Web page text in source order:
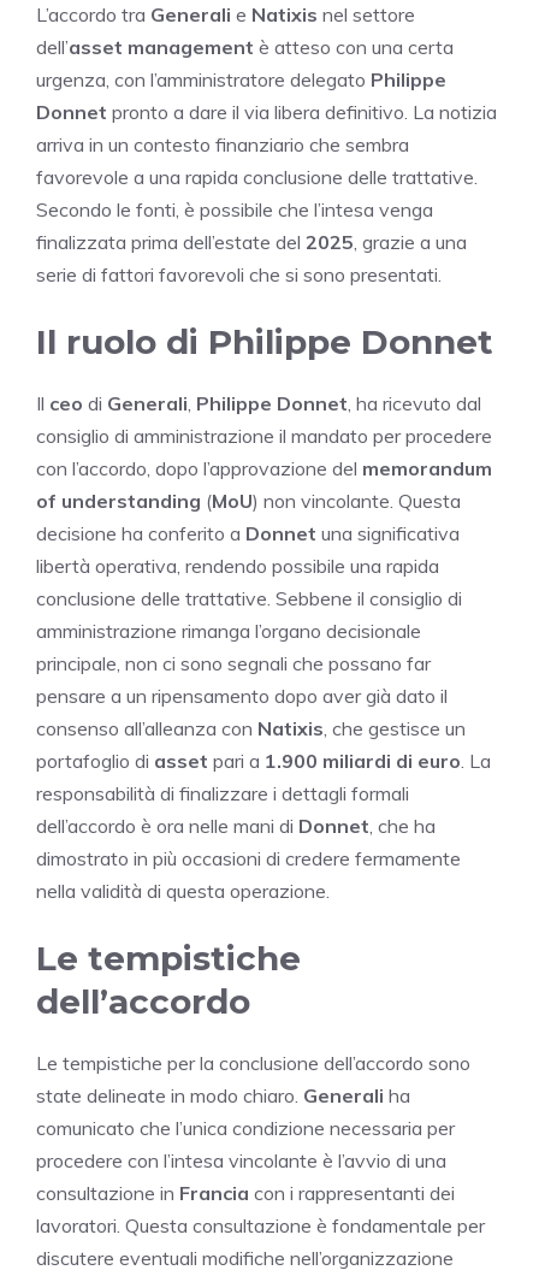
L’accordo tra Generali e Natixis nel settore
dell’asset management è atteso con una certa
urgenza, con l’amministratore delegato Philippe
Donnet pronto a dare il via libera definitivo. La notizia
arriva in un contesto finanziario che sembra
favorevole a una rapida conclusione delle trattative.
Secondo le fonti, è possibile che l’intesa venga
finalizzata prima dell’estate del 2025 , grazie a una
serie di fattori favorevoli che si sono presentati.
Il ruolo di Philippe Donnet
Il ceo di Generali Philippe Donnet , ha ricevuto dal
consiglio di amministrazione il mandato per procedere
con l’accordo, dopo l’approvazione del memorandum
of understanding (MoU) non vincolante. Questa
decisione ha conferito a Donnet una significativa
libertà operativa, rendendo possibile una rapida
conclusione delle trattative. Sebbene il consiglio di
amministrazione rimanga l’organo decisionale
principale, non ci sono segnali che possano far
pensare a un ripensamento dopo aver già dato il
consenso all’alleanza con Natixis , che gestisce un
portafoglio di asset pari a 1.900 miliardi di euro . La
responsabilità di finalizzare i dettagli formali
dell’accordo è ora nelle mani di Donnet , che ha
dimostrato in più occasioni di credere fermamente
nella validità di questa operazione.
Le tempistiche
dell’accordo
Le tempistiche per la conclusione dell’accordo sono
state delineate in modo chiaro. Generali ha
comunicato che l’unica condizione necessaria per
procedere con l’intesa vincolante è l’avvio di una
consultazione in Francia con i rappresentanti dei
lavoratori. Questa consultazione è fondamentale per
discutere eventuali modifiche nell’organizzazione